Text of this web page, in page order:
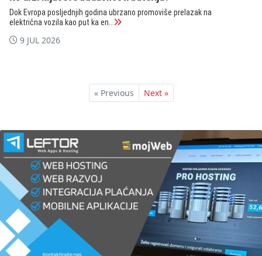
Dok Evropa posljednjih godina ubrzano promoviše prelazak na
električna vozila kao put ka en...
9 JUL 2026
« Previous Next »